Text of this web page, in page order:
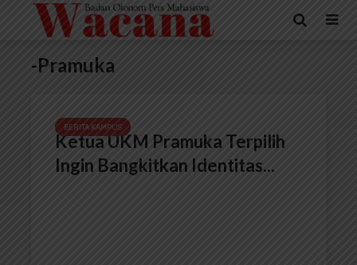
-Pramuka
BERITA KAMPUS
Ketua UKM Pramuka Terpilih
Ingin Bangkitkan Identitas...